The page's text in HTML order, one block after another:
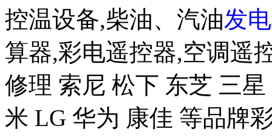
控温设备,柴油、汽油发
算器,彩电遥控器,空调遥
修理 索尼 松下 东芝 三
米 LG 华为 康佳 等品牌